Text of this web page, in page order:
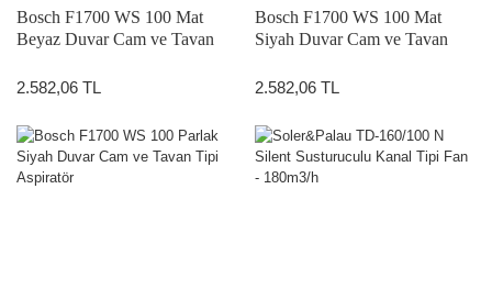
Bosch F1700 WS 100 Mat
Beyaz Duvar Cam ve Tavan
2.582,06 TL
Bosch F1700 WS 100 Mat
Siyah Duvar Cam ve Tavan
2.582,06 TL